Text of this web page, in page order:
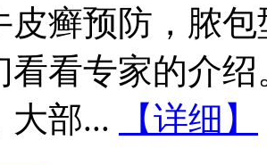
皮癣预防，脓
看看专家的介
大部...
【详细】